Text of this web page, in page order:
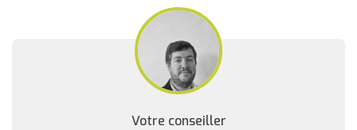
Votre conseiller